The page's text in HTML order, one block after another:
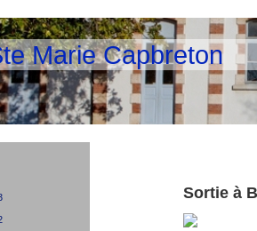
Marie Capbreton
Sortie à